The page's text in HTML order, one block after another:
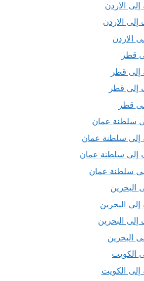
الاردن
الاردن
الاردن
قطر
إلى قطر
إلى قطر
قطر
سلطنة عمان
إلى سلطنة عمان
إلى سلطنة عمان
سلطنة عمان
البحرين
البحرين
البحرين
البحرين
الكويت
الكويت